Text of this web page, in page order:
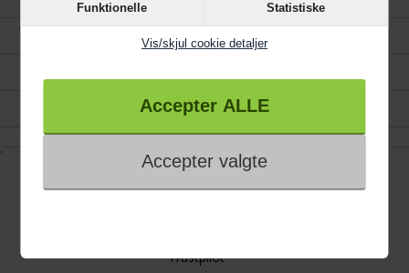
Funktionelle Statistiske
Vis/skjul cookie detaljer
Gavekort
Reklamation
Trustpilot
.